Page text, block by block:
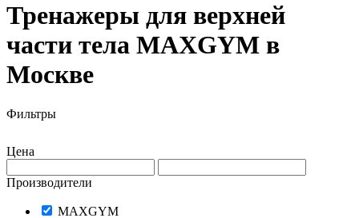
Тренажеры для верхней
части тела MAXGYM в
Москве
Фильтры
Цена
Производители
MAXGYM